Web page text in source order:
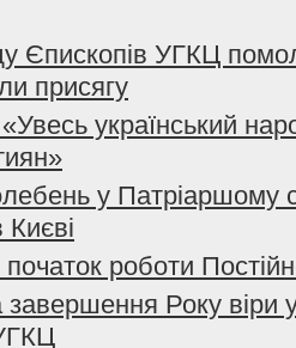
Єпископів УГКЦ
присягу
український
у Патріаршому
роботи
Року віри у